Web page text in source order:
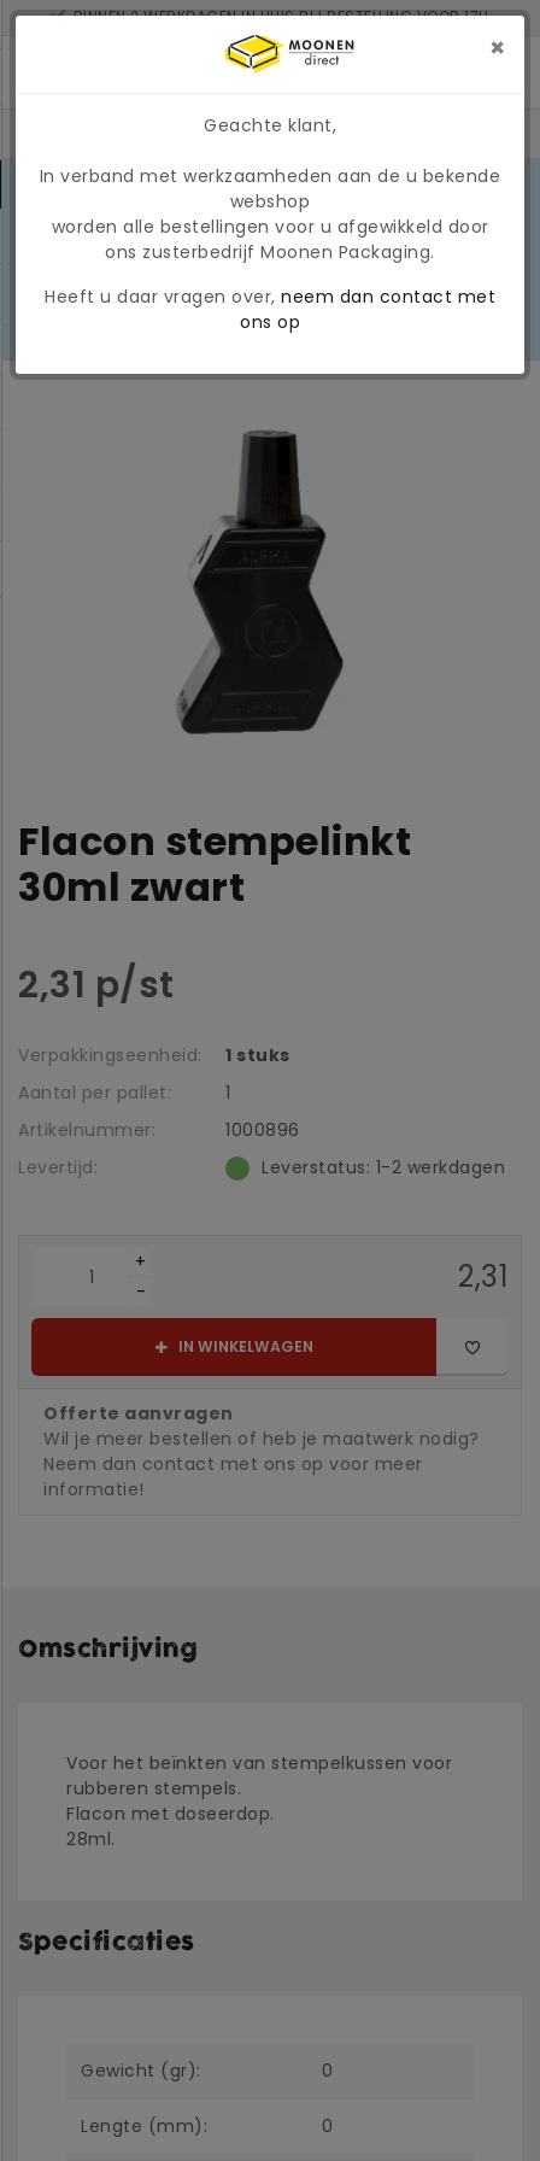
BINNEN 2 WERKDAGEN IN HUIS BIJ BESTELLING VOOR 17U
MINIMAAL ORDERBEDRAG: € 150
MARKTONTWIKKELINGEN 2026
marktomstandigheden kunnen
prijzen en beschikbaarheid tijdelijk
een tijdelijke, variabele
LEES
Flacon stempelinkt
30ml zwart
2,31 p/st
Verpakkingseenheid:
1 stuks
Aantal per pallet:
1
Artikelnummer:
1000896
Levertijd:
Leverstatus: 1-2 werkdagen
+
-
2,31
IN WINKELWAGEN
Offerte aanvragen
Wil je meer bestellen of heb je maatwerk nodig?
Neem dan contact met ons op voor meer
informatie!
Omschrijving
Voor het beïnkten van stempelkussen voor
rubberen stempels.
Flacon met doseerdop.
28ml.
Specificaties
Gewicht (gr): 0
Lengte (mm): 0
×
Geachte klant,
In verband met werkzaamheden aan de u bekende
webshop
worden alle bestellingen voor u afgewikkeld door
ons zusterbedrijf Moonen Packaging.
Heeft u daar vragen over, neem dan contact met
ons op